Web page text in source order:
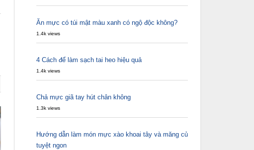
Ăn mực có túi mật màu xanh có ngộ độc không?
1.4k views
4 Cách để làm sạch tai heo hiệu quả
1.4k views
Chả mực giã tay hút chân không
1.3k views
Hướng dẫn làm món mực xào khoai tây và măng củ
tuyệt ngon